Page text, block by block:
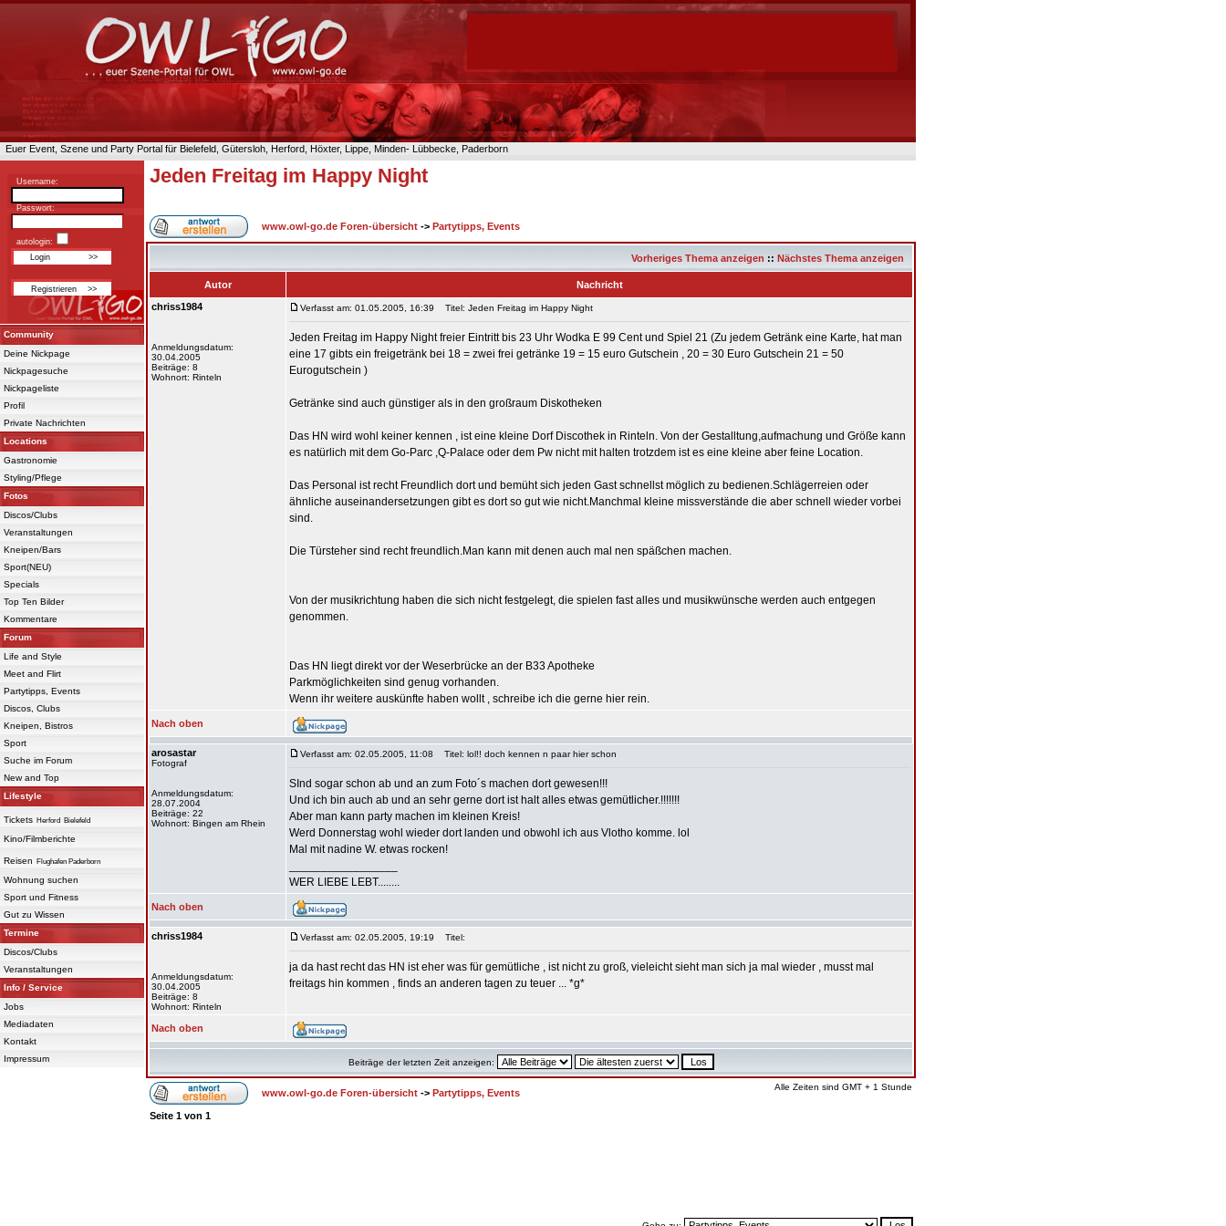
Euer Event, Szene und Party Portal für Bielefeld, Gütersloh, Herford, Höxter, Lippe, Minden- Lübbecke, Paderborn
Username:
Passwort:
autologin:
Community
Deine Nickpage
Nickpagesuche
Nickpageliste
Profil
Private Nachrichten
Locations
Gastronomie
Styling/Pflege
Fotos
Discos/Clubs
Veranstaltungen
Kneipen/Bars
Sport(NEU)
Specials
Top Ten Bilder
Kommentare
Forum
Life and Style
Meet and Flirt
Partytipps, Events
Discos, Clubs
Kneipen, Bistros
Sport
Suche im Forum
New and Top
Lifestyle
Tickets Herford Bielefeld
Kino/Filmberichte
Reisen Flughafen Paderborn
Wohnung suchen
Sport und Fitness
Gut zu Wissen
Termine
Discos/Clubs
Veranstaltungen
Info / Service
Jobs
Mediadaten
Kontakt
Impressum
Jeden Freitag im Happy Night
www.owl-go.de Foren-übersicht -> Partytipps, Events
Vorheriges Thema anzeigen :: Nächstes Thema anzeigen
Autor
Nachricht
chriss1984
Anmeldungsdatum:
30.04.2005
Beiträge: 8
Wohnort: Rinteln
Verfasst am: 01.05.2005, 16:39 Titel: Jeden Freitag im Happy Night
Jeden Freitag im Happy Night freier Eintritt bis 23 Uhr Wodka E 99 Cent und Spiel 21 (Zu jedem Getränk eine Karte, hat man
eine 17 gibts ein freigetränk bei 18 = zwei frei getränke 19 = 15 euro Gutschein , 20 = 30 Euro Gutschein 21 = 50
Eurogutschein )
Getränke sind auch günstiger als in den großraum Diskotheken
Das HN wird wohl keiner kennen , ist eine kleine Dorf Discothek in Rinteln. Von der Gestalltung,aufmachung und Größe kann
es natürlich mit dem Go-Parc ,Q-Palace oder dem Pw nicht mit halten trotzdem ist es eine kleine aber feine Location.
Das Personal ist recht Freundlich dort und bemüht sich jeden Gast schnellst möglich zu bedienen.Schlägerreien oder
ähnliche auseinandersetzungen gibt es dort so gut wie nicht.Manchmal kleine missverstände die aber schnell wieder vorbei
sind.
Die Türsteher sind recht freundlich.Man kann mit denen auch mal nen späßchen machen.
Von der musikrichtung haben die sich nicht festgelegt, die spielen fast alles und musikwünsche werden auch entgegen
genommen.
Das HN liegt direkt vor der Weserbrücke an der B33 Apotheke
Parkmöglichkeiten sind genug vorhanden.
Wenn ihr weitere auskünfte haben wollt , schreibe ich die gerne hier rein.
Nach oben
arosastar
Fotograf
Anmeldungsdatum:
28.07.2004
Beiträge: 22
Wohnort: Bingen am Rhein
Verfasst am: 02.05.2005, 11:08 Titel: lol!! doch kennen n paar hier schon
SInd sogar schon ab und an zum Foto´s machen dort gewesen!!!
Und ich bin auch ab und an sehr gerne dort ist halt alles etwas gemütlicher.!!!!!!!
Aber man kann party machen im kleinen Kreis!
Werd Donnerstag wohl wieder dort landen und obwohl ich aus Vlotho komme. lol
Mal mit nadine W. etwas rocken!
WER LIEBE LEBT........
Nach oben
chriss1984
Anmeldungsdatum:
30.04.2005
Beiträge: 8
Wohnort: Rinteln
Verfasst am: 02.05.2005, 19:19 Titel:
ja da hast recht das HN ist eher was für gemütliche , ist nicht zu groß, vieleicht sieht man sich ja mal wieder , musst mal
freitags hin kommen , finds an anderen tagen zu teuer ... *g*
Nach oben
Beiträge der letzten Zeit anzeigen:
www.owl-go.de Foren-übersicht -> Partytipps, Events
Alle Zeiten sind GMT + 1 Stunde
Seite 1 von 1